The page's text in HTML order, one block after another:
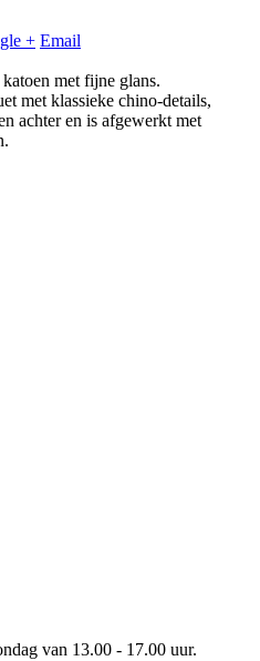
+ Email
met fijne glans.
met klassieke chino-details,
achter en is afgewerkt met
van 13.00 - 17.00 uur.